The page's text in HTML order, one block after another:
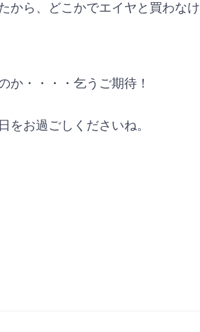
から、どこかでエイヤと買わなけ
か・・・・乞うご期待！
をお過ごしくださいね。